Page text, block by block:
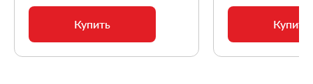
Купить Купить